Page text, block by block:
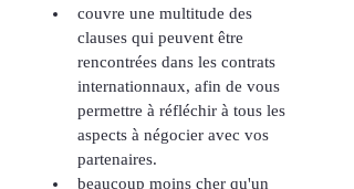
couvre une multitude des
clauses qui peuvent être
rencontrées dans les contrats
internationnaux, afin de vous
permettre à réfléchir à tous les
aspects à négocier avec vos
partenaires.
beaucoup moins cher qu'un